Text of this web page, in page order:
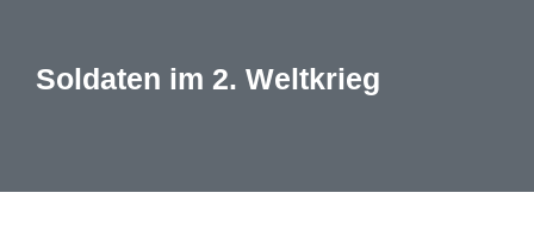
Soldaten im 2. Weltkrieg